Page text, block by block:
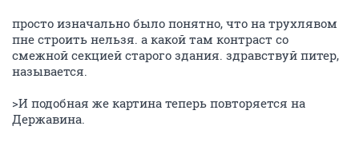
просто изначально было понятно, что на трухлявом
пне строить нельзя. а какой там контраст со
смежной секцией старого здания. здравствуй питер,
называется.
>И подобная же картина теперь повторяется на
Державина.